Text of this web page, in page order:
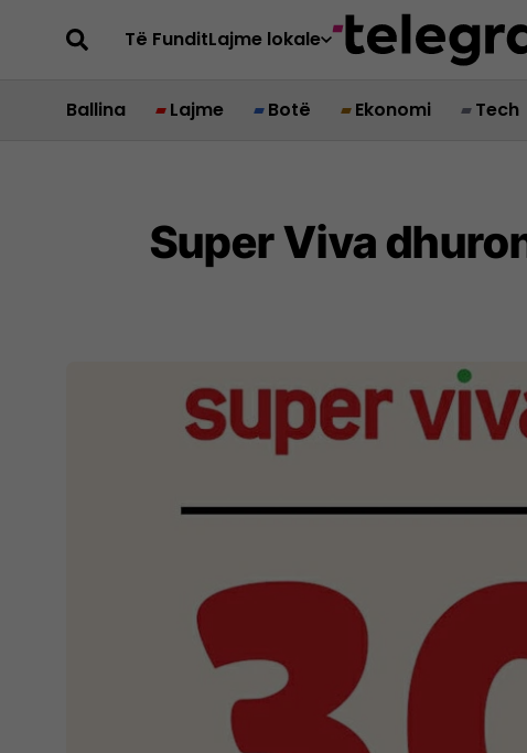
Të FunditLajme lokale
Ballina Lajme Botë Ekonomi Tech
Super Viva